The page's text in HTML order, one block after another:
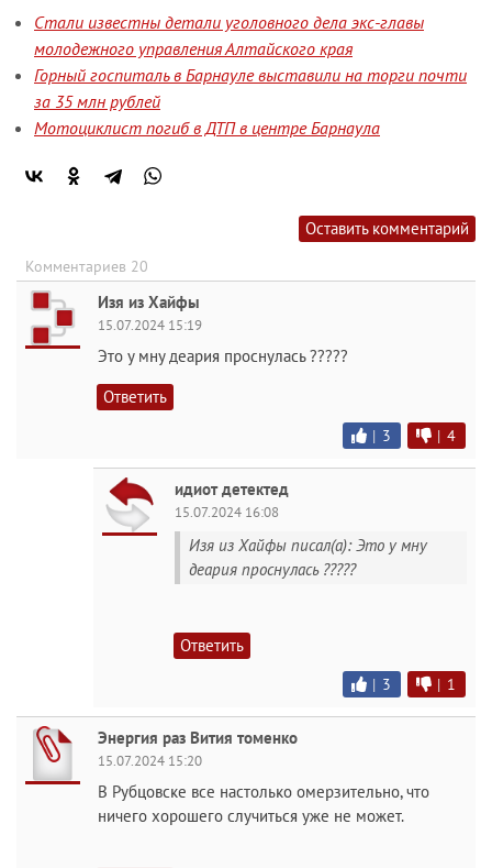
Стали известны детали уголовного дела экс-главы
молодежного управления Алтайского края
Горный госпиталь в Барнауле выставили на торги почти
за 35 млн рублей
Мотоциклист погиб в ДТП в центре Барнаула
Оставить комментарий
Комментариев 20
Изя из Хайфы
15.07.2024 15:19
Это у мну деария проснулась ?????
Ответить
| 3 | 4
идиот детектед
15.07.2024 16:08
Изя из Хайфы писал(а): Это у мну
деария проснулась ?????
Ответить
| 3 | 1
Энергия раз Вития томенко
15.07.2024 15:20
В Рубцовске все настолько омерзительно, что
ничего хорошего случиться уже не может.